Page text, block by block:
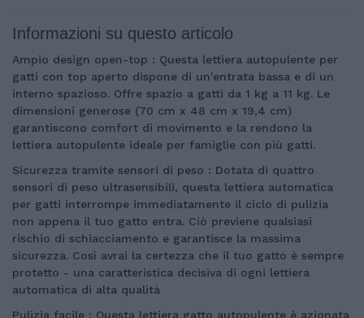
Informazioni su questo articolo
Ampio design open-top : Questa lettiera autopulente per
gatti con top aperto dispone di un'entrata bassa e di un
interno spazioso. Offre spazio a gatti da 1 kg a 11 kg. Le
dimensioni generose (70 cm x 48 cm x 19,4 cm)
garantiscono comfort di movimento e la rendono la
lettiera autopulente ideale per famiglie con più gatti.
Sicurezza tramite sensori di peso : Dotata di quattro
sensori di peso ultrasensibili, questa lettiera automatica
per gatti interrompe immediatamente il ciclo di pulizia
non appena il tuo gatto entra. Ciò previene qualsiasi
rischio di schiacciamento e garantisce la massima
sicurezza. Così avrai la certezza che il tuo gatto è sempre
protetto - una caratteristica decisiva di ogni lettiera
automatica di alta qualità
Pulizia facile : Questa lettiera gatto autopulente è azionata